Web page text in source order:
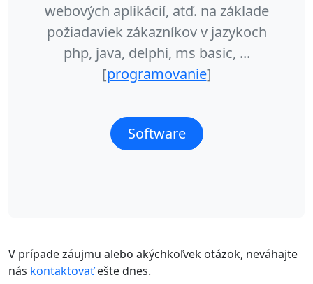
webových aplikácií, atď. na základe
požiadaviek zákazníkov v jazykoch
php, java, delphi, ms basic, ...
[programovanie]
Software
V prípade záujmu alebo akýchkoľvek otázok, neváhajte
nás kontaktovaťešte dnes.